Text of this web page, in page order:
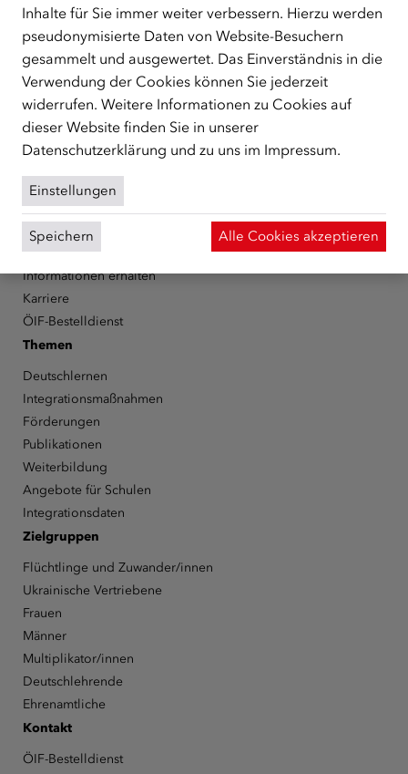
Der Österreichische Integrationsfonds (ÖIF) ist ein Fonds der
Republik Österreich, der Flüchtlinge, subsidiär
Schutzberechtigte, Vertriebene sowie Zuwander/innen als
zentrale Anlaufstelle bei der Integration in Österreich
unterstützt.mehr
FacebookYouTubeInstagramLinkedIn
Über den ÖIF
Der Österreichische Integrationsfonds (ÖIF)
Organigramm
Presse
Informationen erhalten
Karriere
ÖIF-Bestelldienst
Themen
Deutschlernen
Integrationsmaßnahmen
Förderungen
Publikationen
Weiterbildung
Angebote für Schulen
Integrationsdaten
Zielgruppen
Flüchtlinge und Zuwander/innen
Ukrainische Vertriebene
Frauen
Männer
Multiplikator/innen
Deutschlehrende
Ehrenamtliche
Kontakt
ÖIF-Bestelldienst
Inhalte für Sie immer weiter verbessern. Hierzu werden
pseudonymisierte Daten von Website-Besuchern
gesammelt und ausgewertet. Das Einverständnis in die
Verwendung der Cookies können Sie jederzeit
widerrufen. Weitere Informationen zu Cookies auf
dieser Website finden Sie in unserer
Datenschutzerklärung und zu uns im Impressum.
Einstellungen
Speichern Alle Cookies akzeptieren